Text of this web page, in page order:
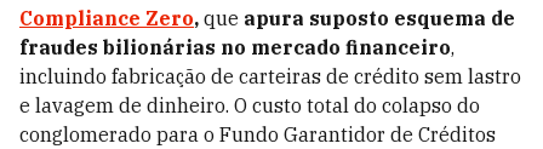
Compliance Zero, que apura suposto esquema de
fraudes bilionárias no mercado financeiro,
incluindo fabricação de carteiras de crédito sem lastro
e lavagem de dinheiro. O custo total do colapso do
conglomerado para o Fundo Garantidor de Créditos